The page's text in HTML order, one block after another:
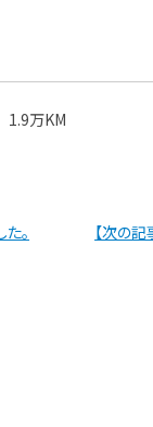
万KM
。 【次の